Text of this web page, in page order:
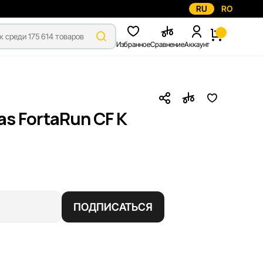
RU RO
ИзбранноеСравнениеАккаунт
FortaRun CF K
ПОДПИСАТЬСЯ